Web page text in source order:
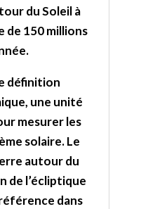
du Soleil à
de 150 millions
définition
une unité
mesurer les
solaire. Le
autour du
de l’écliptique
dans